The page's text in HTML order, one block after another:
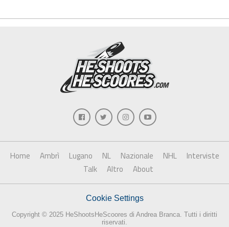
Home Ambrì Lugano NL Nazionale NHL
Interviste
Talk
Altro About
Cookie Settings
Copyright © 2025 HeShootsHeScoores di Andrea Branca. Tutti i diritti
riservati.